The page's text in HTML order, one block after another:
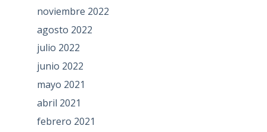
noviembre 2022
agosto 2022
julio 2022
junio 2022
mayo 2021
abril 2021
febrero 2021